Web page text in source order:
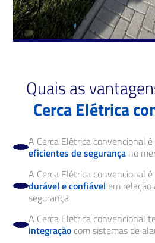
Quais as
Cerca Elétrica
A Cerca Elétrica convencional
eficientes de segurança no
A Cerca Elétrica convencional
durável e confiável em
segurança
A Cerca Elétrica convencional
integração com sistemas de